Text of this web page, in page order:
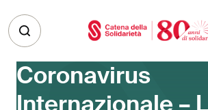
Coronavirus